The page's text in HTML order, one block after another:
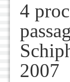
4
2007